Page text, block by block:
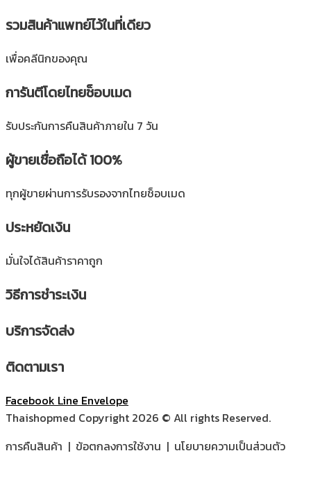
รวมสินค้าแพทย์ไว้ในที่เดียว
เพื่อคลีนิกของคุณ
การันตีโดยไทยช็อบเมด
รับประกันการคืนสินค้าภายใน 7 วัน
ผู้ขายเชื่อถือได้ 100%
ทุกผู้ขายผ่านการรับรองจากไทยช็อบเมด
ประหยัดเงิน
มั่นใจได้สินค้าราคาถูก
วิธีการชำระเงิน
บริการจัดส่ง
ติดตามเรา
Facebook Line Envelope
Thaishopmed Copyright 2026 © All rights Reserved.
การคืนสินค้า | ข้อตกลงการใช้งาน | นโยบายความเป็นส่วนตัว